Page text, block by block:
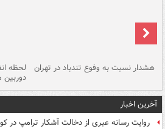
هشدار نسبت به وفوع تندباد در تهران
دوربین
آخرین اخبار
روایت رسانه عبری از دخالت آشکار ترامپ در